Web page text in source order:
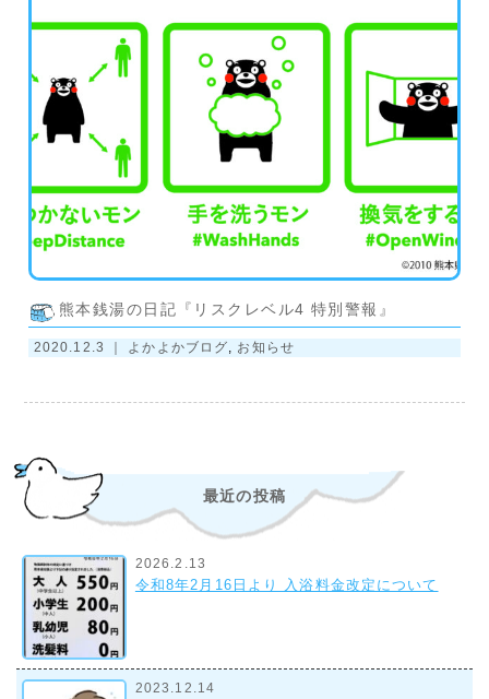
熊本銭湯の日記『リスクレベル4 特別警報』
2020.12.3 ｜ よかよかブログ お知らせ
最近の投稿
2026.2.13
令和8年2月16日より 入浴料金改定について
2023.12.14